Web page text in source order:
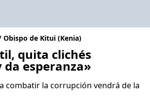
de Kitui (Kenia)
quita clichés
esperanza»
combatir la corrupción vendrá de la